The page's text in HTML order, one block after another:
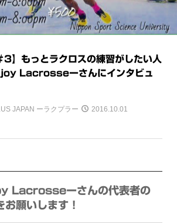
3】もっとラクロスの練習がしたい人
Lacrosseーさんにインタビュ
JAPAN ーラクプラー 2016.10.01
Lacrosseーさんの代表者の
願いします！